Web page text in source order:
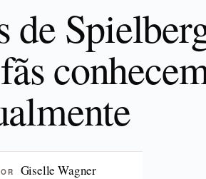
de
Giselle Wagner